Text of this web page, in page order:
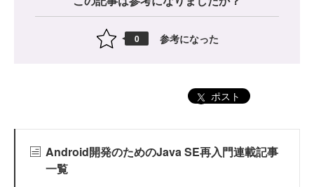
0 参考になった
ポスト
Android開発のためのJava SE再入門連載記事
一覧